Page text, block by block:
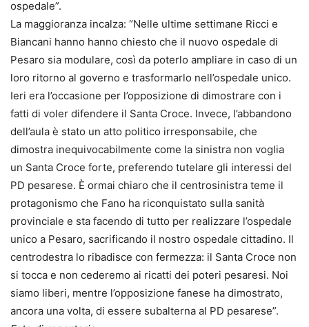
ospedale”.
La maggioranza incalza: “Nelle ultime settimane Ricci e
Biancani hanno hanno chiesto che il nuovo ospedale di
Pesaro sia modulare, così da poterlo ampliare in caso di un
loro ritorno al governo e trasformarlo nell’ospedale unico.
Ieri era l’occasione per l’opposizione di dimostrare con i
fatti di voler difendere il Santa Croce. Invece, l’abbandono
dell’aula è stato un atto politico irresponsabile, che
dimostra inequivocabilmente come la sinistra non voglia
un Santa Croce forte, preferendo tutelare gli interessi del
PD pesarese. È ormai chiaro che il centrosinistra teme il
protagonismo che Fano ha riconquistato sulla sanità
provinciale e sta facendo di tutto per realizzare l’ospedale
unico a Pesaro, sacrificando il nostro ospedale cittadino. Il
centrodestra lo ribadisce con fermezza: il Santa Croce non
si tocca e non cederemo ai ricatti dei poteri pesaresi. Noi
siamo liberi, mentre l’opposizione fanese ha dimostrato,
ancora una volta, di essere subalterna al PD pesarese”.